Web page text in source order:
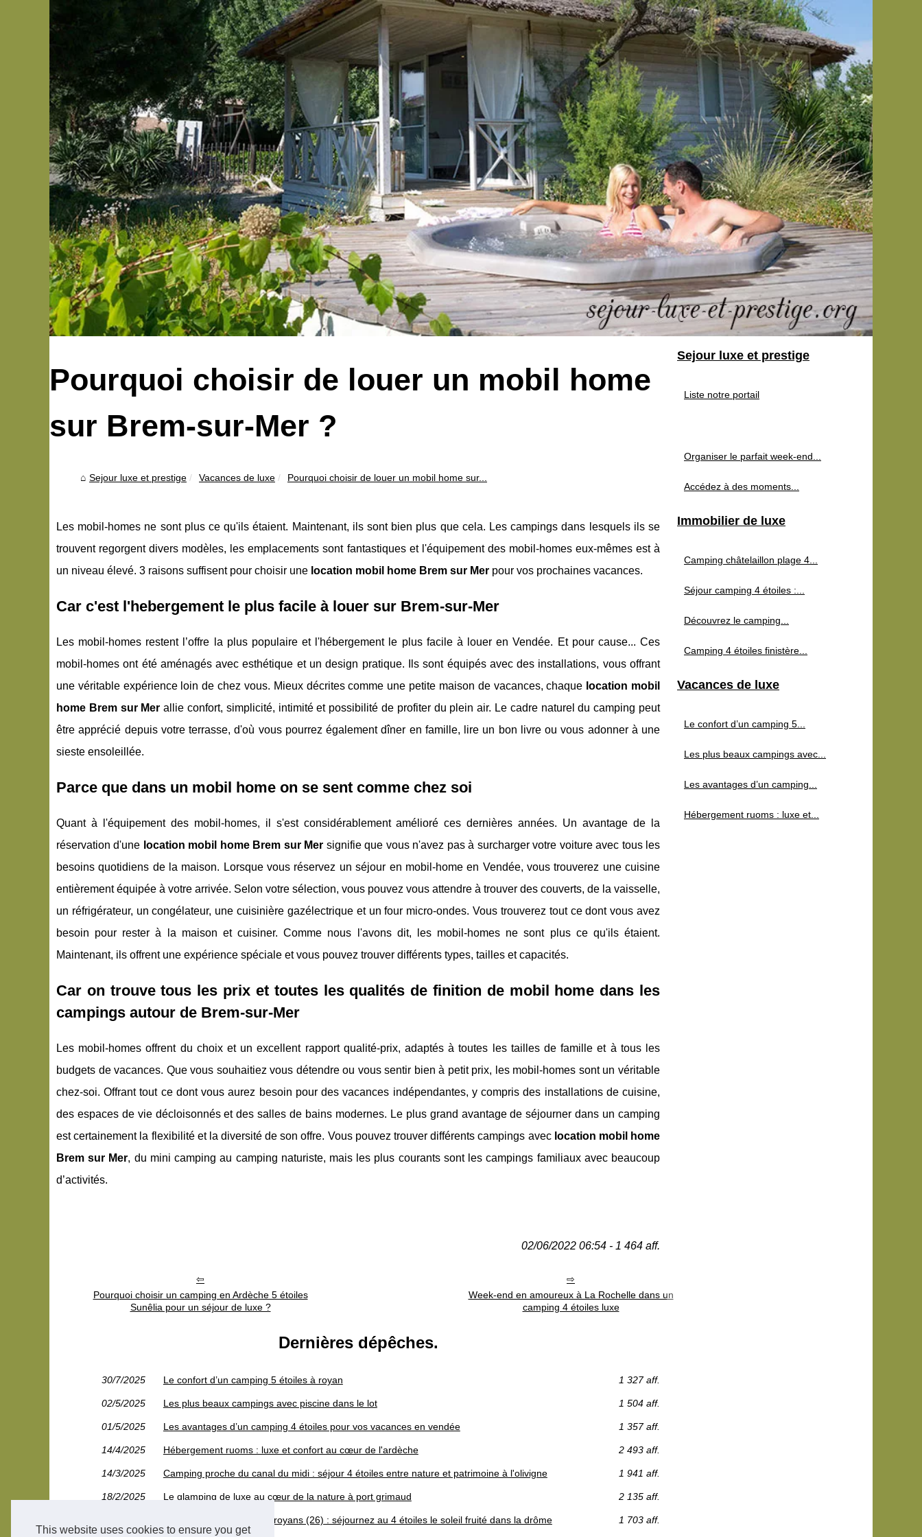
This website uses cookies to ensure you get
Pourquoi choisir de louer un mobil home
sur Brem-sur-Mer ?
Sejour luxe et prestige Vacances de luxe Pourquoi choisir de louer un mobil home sur...
Les mobil-homes ne sont plus ce qu'ils étaient. Maintenant, ils sont bien plus que cela. Les campings dans lesquels ils se
trouvent regorgent divers modèles, les emplacements sont fantastiques et l'équipement des mobil-homes eux-mêmes est à
un niveau élevé. 3 raisons suffisent pour choisir une location mobil home Brem sur Mer pour vos prochaines vacances.
Car c'est l'hebergement le plus facile à louer sur Brem-sur-Mer
Les mobil-homes restent l’offre la plus populaire et l'hébergement le plus facile à louer en Vendée. Et pour cause... Ces
mobil-homes ont été aménagés avec esthétique et un design pratique. Ils sont équipés avec des installations, vous offrant
une véritable expérience loin de chez vous. Mieux décrites comme une petite maison de vacances, chaque location mobil
home Brem sur Mer allie confort, simplicité, intimité et possibilité de profiter du plein air. Le cadre naturel du camping peut
être apprécié depuis votre terrasse, d'où vous pourrez également dîner en famille, lire un bon livre ou vous adonner à une
sieste ensoleillée.
Parce que dans un mobil home on se sent comme chez soi
Quant à l'équipement des mobil-homes, il s'est considérablement amélioré ces dernières années. Un avantage de la
réservation d'une location mobil home Brem sur Mer signifie que vous n'avez pas à surcharger votre voiture avec tous les
besoins quotidiens de la maison. Lorsque vous réservez un séjour en mobil-home en Vendée, vous trouverez une cuisine
entièrement équipée à votre arrivée. Selon votre sélection, vous pouvez vous attendre à trouver des couverts, de la vaisselle,
un réfrigérateur, un congélateur, une cuisinière gazélectrique et un four micro-ondes. Vous trouverez tout ce dont vous avez
besoin pour rester à la maison et cuisiner. Comme nous l'avons dit, les mobil-homes ne sont plus ce qu'ils étaient.
Maintenant, ils offrent une expérience spéciale et vous pouvez trouver différents types, tailles et capacités.
Car on trouve tous les prix et toutes les qualités de finition de mobil home dans les
campings autour de Brem-sur-Mer
Les mobil-homes offrent du choix et un excellent rapport qualité-prix, adaptés à toutes les tailles de famille et à tous les
budgets de vacances. Que vous souhaitiez vous détendre ou vous sentir bien à petit prix, les mobil-homes sont un véritable
chez-soi. Offrant tout ce dont vous aurez besoin pour des vacances indépendantes, y compris des installations de cuisine,
des espaces de vie décloisonnés et des salles de bains modernes. Le plus grand avantage de séjourner dans un camping
est certainement la flexibilité et la diversité de son offre. Vous pouvez trouver différents campings avec location mobil home
Brem sur Mer, du mini camping au camping naturiste, mais les plus courants sont les campings familiaux avec beaucoup
d’activités.
02/06/2022 06:54 - 1 464 aff.
Pourquoi choisir un camping en Ardèche 5 étoiles
Sunêlia pour un séjour de luxe ?
Week-end en amoureux à La Rochelle dans un
camping 4 étoiles luxe
Dernières dépêches.
30/7/2025 Le confort d’un camping 5 étoiles à royan 1 327 aff.
02/5/2025 Les plus beaux campings avec piscine dans le lot 1 504 aff.
01/5/2025 Les avantages d’un camping 4 étoiles pour vos vacances en vendée 1 357 aff.
14/4/2025 Hébergement ruoms : luxe et confort au cœur de l'ardèche 2 493 aff.
14/3/2025 Camping proche du canal du midi : séjour 4 étoiles entre nature et patrimoine à l'olivigne 1 941 aff.
18/2/2025 Le glamping de luxe au cœur de la nature à port grimaud 2 135 aff.
Camping à saint-jean-en-royans (26) : séjournez au 4 étoiles le soleil fruité dans la drôme 1 703 aff.
Sejour luxe et prestige
Liste notre portail
Organiser le parfait week-end...
Accédez à des moments...
Immobilier de luxe
Camping châtelaillon plage 4...
Séjour camping 4 étoiles :...
Découvrez le camping...
Camping 4 étoiles finistère...
Vacances de luxe
Le confort d’un camping 5...
Les plus beaux campings avec...
Les avantages d’un camping...
Hébergement ruoms : luxe et...